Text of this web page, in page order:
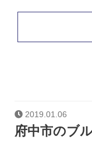
2019.01.06
府中市のブ